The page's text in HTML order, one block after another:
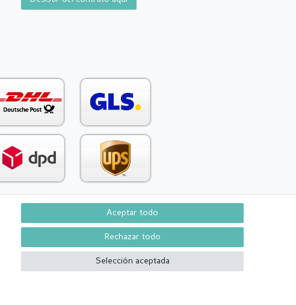
Withdraw from contract here Contacto
Aceptar todo
Rechazar todo
Selección aceptada